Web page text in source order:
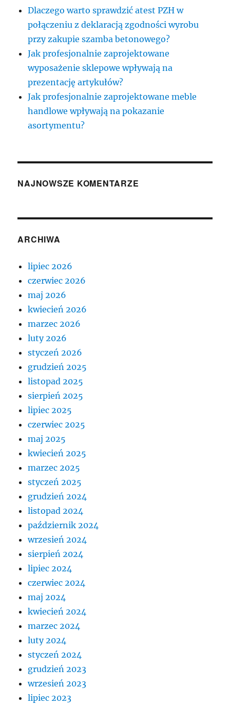
Dlaczego warto sprawdzić atest PZH w
połączeniu z deklaracją zgodności wyrobu
przy zakupie szamba betonowego?
Jak profesjonalnie zaprojektowane
wyposażenie sklepowe wpływają na
prezentację artykułów?
Jak profesjonalnie zaprojektowane meble
handlowe wpływają na pokazanie
asortymentu?
NAJNOWSZE KOMENTARZE
ARCHIWA
lipiec 2026
czerwiec 2026
maj 2026
kwiecień 2026
marzec 2026
luty 2026
styczeń 2026
grudzień 2025
listopad 2025
sierpień 2025
lipiec 2025
czerwiec 2025
maj 2025
kwiecień 2025
marzec 2025
styczeń 2025
grudzień 2024
listopad 2024
październik 2024
wrzesień 2024
sierpień 2024
lipiec 2024
czerwiec 2024
maj 2024
kwiecień 2024
marzec 2024
luty 2024
styczeń 2024
grudzień 2023
wrzesień 2023
lipiec 2023